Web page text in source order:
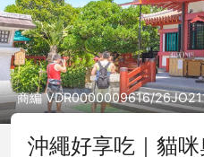
商編 VDR0000009616/
沖繩好享吃｜貓